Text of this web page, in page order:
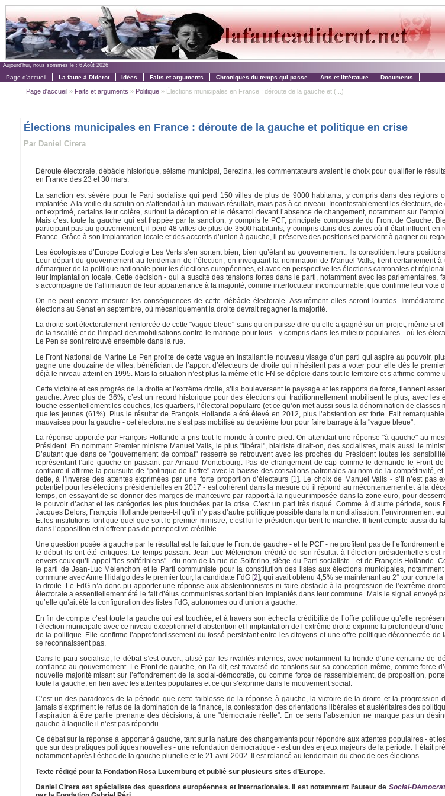
Aujourd'hui, nous sommes le : 6 Août 2026
Page d'accueil La faute à Diderot Idées Faits et arguments Chroniques du temps qui passe Arts et littérature Documents
Page d'accueil» Faits et arguments » Politique» Élections municipales en France : déroute de la gauche et (...)
Élections municipales en France : déroute de la gauche et politique en crise
Par Daniel Cirera
Déroute électorale, débâcle historique, séisme municipal, Berezina, les commentateurs avaient le choix pour qualifier le
en France des 23 et 30 mars.
La sanction est sévère pour le Parti socialiste qui perd 150 villes de plus de 9000 habitants, y compris dans des régions
implantée. A la veille du scrutin on s’attendait à un mauvais résultats, mais pas à ce niveau. Incontestablement les électeurs,
ont exprimé, certains leur colère, surtout la déception et le désarroi devant l’absence de changement, notamment sur
Mais c’est toute la gauche qui est frappée par la sanction, y compris le PCF, principale composante du Front de Gauche.
participant pas au gouvernement, il perd 48 villes de plus de 3500 habitants, y compris dans des zones où il était influent en
France. Grâce à son implantation locale et des accords d’union à gauche, il préserve des positions et parvient à gagner ou
Les écologistes d’Europe Ecologie Les Verts s’en sortent bien, bien qu’étant au gouvernement. Ils consolident leurs
Leur départ du gouvernement au lendemain de l’élection, en invoquant la nomination de Manuel Valls, tient certainement
démarquer de la politique nationale pour les élections européennes, et avec en perspective les élections cantonales et
leur implantation locale. Cette décision - qui a suscité des tensions fortes dans le parti, notamment avec les parlementaires,
s’accompagne de l’affirmation de leur appartenance à la majorité, comme interlocuteur incontournable, que confirme leur vote
On ne peut encore mesurer les conséquences de cette débâcle électorale. Assurément elles seront lourdes.
élections au Sénat en septembre, où mécaniquement la droite devrait regagner la majorité.
La droite sort électoralement renforcée de cette "vague bleue" sans qu’on puisse dire qu’elle a gagné sur un projet, même si
de la fiscalité et de l’impact des mobilisations contre le mariage pour tous - y compris dans les milieux populaires - où les
Le Pen se sont retrouvé ensemble dans la rue.
Le Front National de Marine Le Pen profite de cette vague en installant le nouveau visage d’un parti qui aspire au pouvoir,
gagne une douzaine de villes, bénéficiant de l’apport d’électeurs de droite qui n’hésitent pas à voter pour elle dès le
déjà le niveau atteint en 1995. Mais la situation n’est plus la même et le FN se déploie dans tout le territoire et s’affirme comme
Cette victoire et ces progrès de la droite et l’extrême droite, s’ils bouleversent le paysage et les rapports de force, tiennent
gauche. Avec plus de 36%, c’est un record historique pour des élections qui traditionnellement mobilisent le plus, avec les
touche essentiellement les couches, les quartiers, l’électorat populaire (et ce qu’on met aussi sous la dénomination de
que les jeunes (61%). Plus le résultat de François Hollande a été élevé en 2012, plus l’abstention est forte. Fait
mauvaises pour la gauche - cet électorat ne s’est pas mobilisé au deuxième tour pour faire barrage à la "vague bleue".
La réponse apportée par François Hollande a pris tout le monde à contre-pied. On attendait une réponse "à gauche" au
Président. En nommant Premier ministre Manuel Valls, le plus "libéral", blairiste dirait-on, des socialistes, mais aussi le
D’autant que dans ce "gouvernement de combat" resserré se retrouvent avec les proches du Président toutes les
représentant l’aile gauche en passant par Arnaud Montebourg. Pas de changement de cap comme le demande le Front
contraire il affirme la poursuite de "politique de l’offre" avec la baisse des cotisations patronales au nom de la compétitivité,
dette, à l’inverse des attentes exprimées par une forte proportion d’électeurs [1]. Le choix de Manuel Valls - s’il n’est pas
potentiel pour les élections présidentielles en 2017 - est cohérent dans la mesure où il répond au mécontentement et à la
temps, en essayant de se donner des marges de manœuvre par rapport à la rigueur imposée dans la zone euro, pour
le pouvoir d’achat et les catégories les plus touchées par la crise. C’est un pari très risqué. Comme à d’autre période,
Jacques Delors, François Hollande pense-t-il qu’il n’y pas d’autre politique possible dans la mondialisation, l’environnement
Et les institutions font que quel que soit le premier ministre, c’est lui le président qui tient le manche. Il tient compte aussi du
dans l’opposition et n’offrent pas de perspective crédible.
Une question posée à gauche par le résultat est le fait que le Front de gauche - et le PCF - ne profitent pas de l’effondrement
le début ils ont été critiques. Le temps passant Jean-Luc Mélenchon crédité de son résultat à l’élection présidentielle
envers ceux qu’il appel "les solfériniens" - du nom de la rue de Solferino, siège du Parti socialiste - et de François Hollande.
le parti de Jean-Luc Mélenchon et le Parti communiste pour la constitution des listes aux élections municipales,
commune avec Anne Hidalgo dès le premier tour, la candidate FdG[2], qui avait obtenu 4,5% se maintenant au 2° tour contre
la droite. Le FdG n’a donc pu apporter une réponse aux abstentionnistes ni faire obstacle à la progression de l’extrême
électorale a essentiellement été le fait d’élus communistes sortant bien implantés dans leur commune. Mais le signal envoyé
qu’elle qu’ait été la configuration des listes FdG, autonomes ou d’union à gauche.
En fin de compte c’est toute la gauche qui est touchée, et à travers son échec la crédibilité de l’offre politique qu’elle
l’élection municipale avec ce niveau exceptionnel d’abstention et l’implantation de l’extrême droite exprime la profondeur
de la politique. Elle confirme l’approfondissement du fossé persistant entre les citoyens et une offre politique déconnectée de
se reconnaissent pas.
Dans le parti socialiste, le débat s’est ouvert, attisé par les rivalités internes, avec notamment la fronde d’une centaine de
confiance au gouvernement. Le Front de gauche, on l’a dit, est traversé de tensions sur sa conception même, comme force
nouvelle majorité misant sur l’effondrement de la social-démocratie, ou comme force de rassemblement, de proposition,
toute la gauche, en lien avec les attentes populaires et ce qui s’exprime dans le mouvement social.
C’est un des paradoxes de la période que cette faiblesse de la réponse à gauche, la victoire de la droite et la progression
jamais s’expriment le refus de la domination de la finance, la contestation des orientations libérales et austéritaires des
l’aspiration à être partie prenante des décisions, à une "démocratie réelle". En ce sens l’abstention ne marque pas un
gauche à laquelle il n’est pas répondu.
Ce débat sur la réponse à apporter à gauche, tant sur la nature des changements pour répondre aux attentes populaires - et
que sur des pratiques politiques nouvelles - une refondation démocratique - est un des enjeux majeurs de la période. Il était
notamment après l’échec de la gauche plurielle et le 21 avril 2002. Il est relancé au lendemain du choc de ces élections.
Texte rédigé pour la Fondation Rosa Luxemburg et publié sur plusieurs sites d’Europe.
Daniel Cirera est spécialiste des questions européennes et internationales. Il est notamment l’auteur de Social-